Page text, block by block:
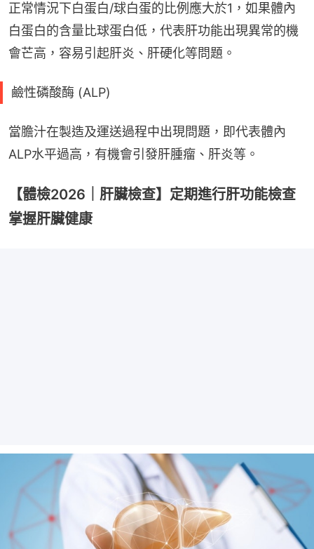
正常情況下白蛋白/球白蛋的比例應大於1，如果體內
白蛋白的含量比球蛋白低，代表肝功能出現異常的機
會芒高，容易引起肝炎、肝硬化等問題。
鹼性磷酸酶 (ALP)
當膽汁在製造及運送過程中出現問題，即代表體內
ALP水平過高，有機會引發肝腫瘤、肝炎等。
【體檢2026｜肝臟檢查】定期進行肝功能檢查
掌握肝臟健康